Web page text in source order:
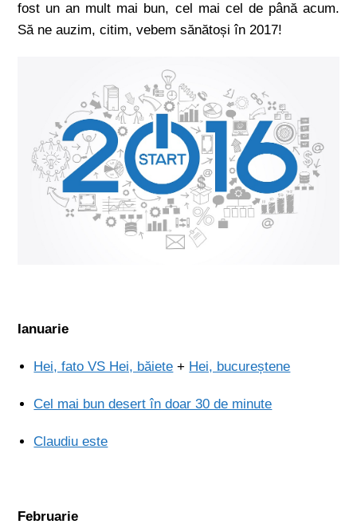
fost un an mult mai bun, cel mai cel de până acum.
Să ne auzim, citim, vebem sănătoși în 2017!
Ianuarie
Hei, fato VS Hei, băiete + Hei, bucureștene
Cel mai bun desert în doar 30 de minute
Claudiu este
Februarie